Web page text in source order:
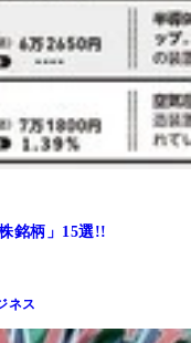
銘柄」15選!!
ネス